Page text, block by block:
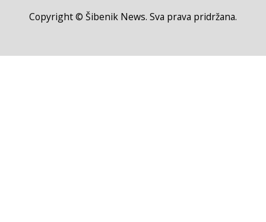
Copyright © Šibenik News. Sva prava pridržana.